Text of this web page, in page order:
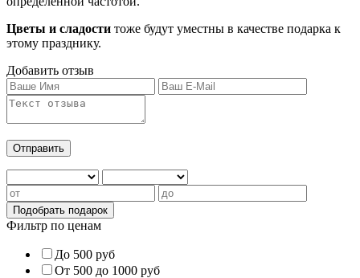
Цветы и сладости тоже будут уместны в качестве подарка к
этому празднику.
Добавить отзыв
Фильтр по ценам
До 500 руб
От 500 до 1000 руб